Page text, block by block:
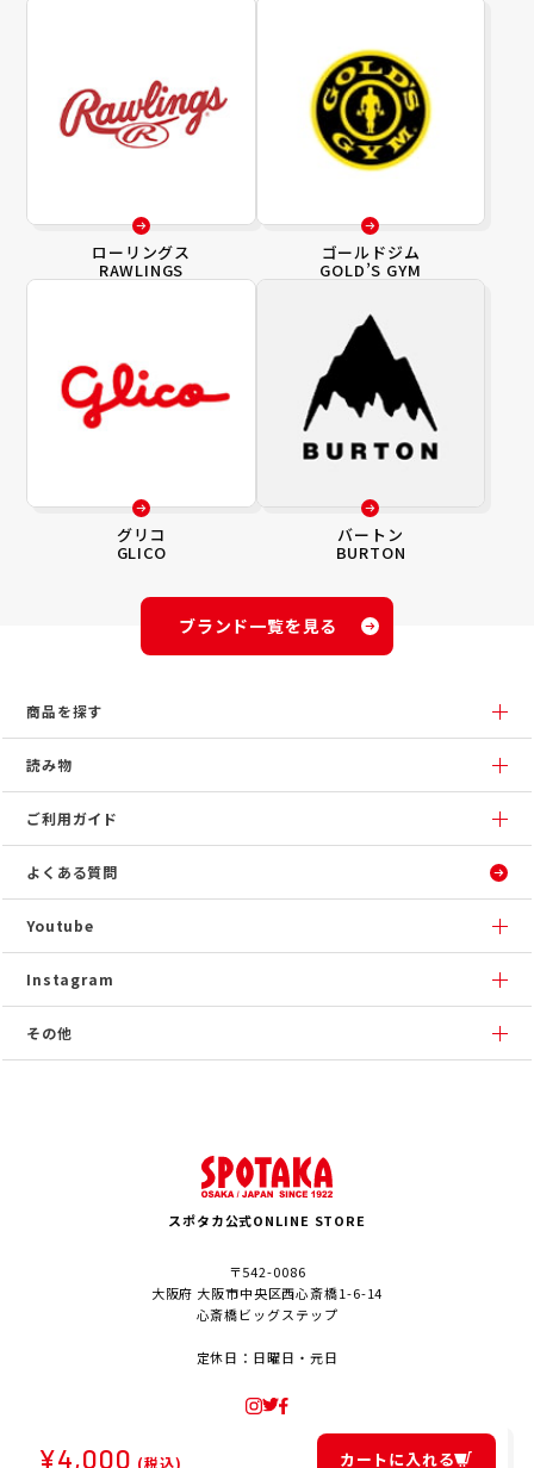
ローリングス
RAWLINGS
ゴールドジム
GOLD’S GYM
グリコ
GLICO
バートン
BURTON
ブランド一覧を見る
商品を探す
読み物
ご利用ガイド
よくある質問
Youtube
Instagram
その他
スポタカ公式ONLINE STORE
〒542-0086
大阪府 大阪市中央区西心斎橋1-6-14
心斎橋ビッグステップ
定休日：日曜日・元日
© SPOTAKA Corporation. All Rights Reserved.
¥4,000 (税込) カートに入れる